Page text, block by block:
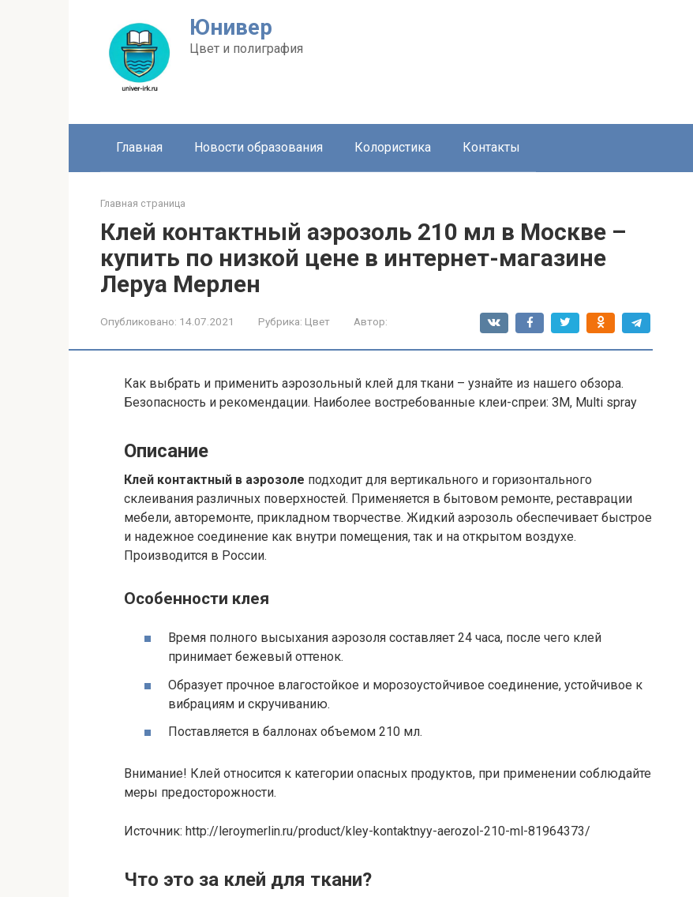
Юнивер
Цвет и полиграфия
Главная Новости образования Колористика Контакты
Главная страница
Клей контактный аэрозоль 210 мл в Москве –
купить по низкой цене в интернет-магазине
Леруа Мерлен
Опубликовано: 14.07.2021 Рубрика: Цвет Автор:
Как выбрать и применить аэрозольный клей для ткани – узнайте из нашего обзора.
Безопасность и рекомендации. Наиболее востребованные клеи-спреи: ЗМ, Multi spray
Описание
Клей контактный в аэрозоле подходит для вертикального и горизонтального
склеивания различных поверхностей. Применяется в бытовом ремонте, реставрации
мебели, авторемонте, прикладном творчестве. Жидкий аэрозоль обеспечивает быстрое
и надежное соединение как внутри помещения, так и на открытом воздухе.
Производится в России.
Особенности клея
Время полного высыхания аэрозоля составляет 24 часа, после чего клей
принимает бежевый оттенок.
Образует прочное влагостойкое и морозоустойчивое соединение, устойчивое к
вибрациям и скручиванию.
Поставляется в баллонах объемом 210 мл.
Внимание! Клей относится к категории опасных продуктов, при применении соблюдайте
меры предосторожности.
Источник: http://leroymerlin.ru/product/kley-kontaktnyy-aerozol-210-ml-81964373/
Что это за клей для ткани?